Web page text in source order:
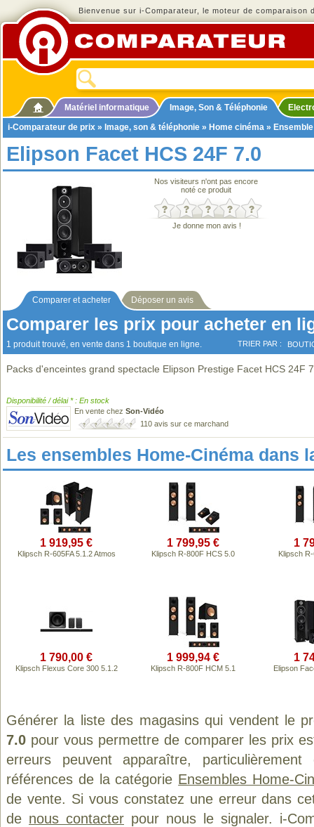
Bienvenue sur i-Comparateur, le moteur de comparaison
Matériel informatique Image, Son & Téléphonie
i-Comparateur de prix » Image, son & téléphonie » Home cinéma »
Elipson Facet HCS 24F 7.0
Nos visiteurs n'ont pas encore
noté ce produit
Je donne mon avis !
Comparer et acheter Déposer un avis
Comparer les prix pour acheter en
1 produit trouvé, en vente dans 1 boutique en ligne. TRIER PAR :
Packs d'enceintes grand spectacle Elipson Prestige Facet HCS 24F
Disponibilité / délai * : En stock
En vente chez Son-Vidéo
110 avis sur ce marchand
Les ensembles Home-Cinéma dans
1 919,95 €
Klipsch R-605FA 5.1.2 Atmos
1 799,95 €
Klipsch R-800F HCS 5.0
1
Klipsch
1 790,00 €
Klipsch Flexus Core 300 5.1.2
1 999,94 €
Klipsch R-800F HCM 5.1
1
Elipson
Générer la liste des magasins qui vendent le
7.0 pour vous permettre de comparer les prix
erreurs peuvent apparaître,
références de la catégorie Ensembles Home-
de vente. Si vous constatez une erreur dans
de nous contacter pour nous le signaler. i-